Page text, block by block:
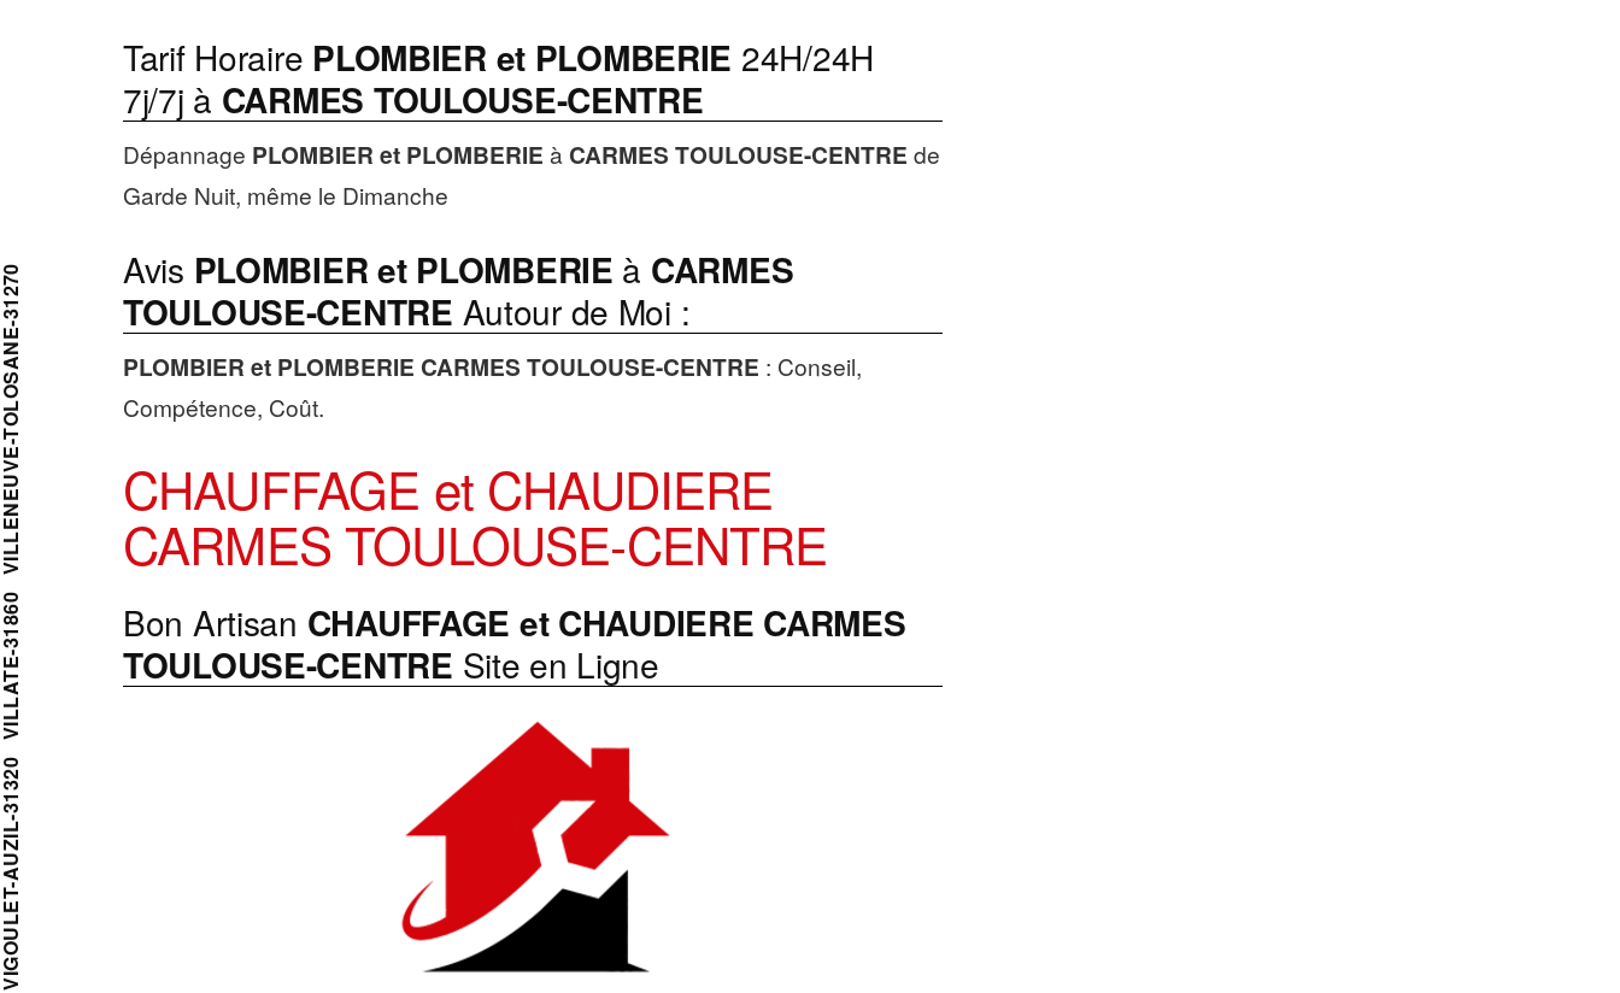
31320
31860
31270
Tarif Horaire PLOMBIER et PLOMBERIE 24H/24H
7j/7j à CARMES TOULOUSE-CENTRE
Dépannage PLOMBIER et PLOMBERIE à CARMES TOULOUSE-CENTRE de
Garde Nuit, même le Dimanche
Avis PLOMBIER et PLOMBERIE à CARMES
TOULOUSE-CENTRE Autour de Moi :
PLOMBIER et PLOMBERIE CARMES TOULOUSE-CENTRE : Conseil,
Compétence, Coût.
CHAUFFAGE et CHAUDIERE
CARMES TOULOUSE-CENTRE
Bon Artisan CHAUFFAGE et CHAUDIERE CARMES
TOULOUSE-CENTRE Site en Ligne